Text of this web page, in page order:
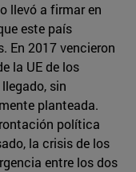
llevó a firmar en
este país
En 2017 vencieron
la UE de los
sin
planteada.
política
la crisis de los
entre los dos